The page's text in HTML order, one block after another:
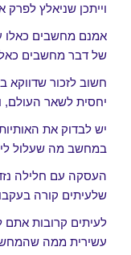
וייתכן שניאלץ
אמנם מחשבים כאלו
של דבר מחשבים
חשוב לזכור שדווקא
יחסית לשאר העולם,
יש לבדוק את
במחשב מה שעלול
העסקה עם חלילה
שלעיתים קורה
לעיתים קרובות אתם
עשירית ממה